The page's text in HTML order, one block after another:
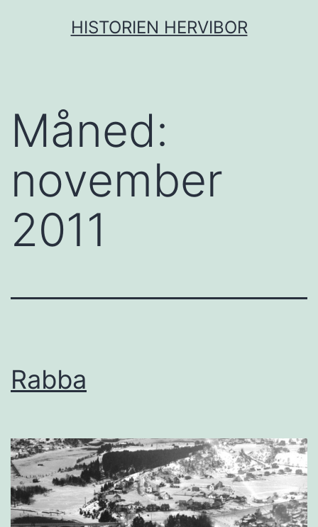
HISTORIEN HERVIBOR
Måned:
november
2011
Rabba